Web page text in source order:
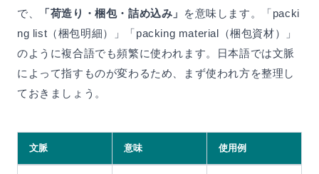
で、
「荷造り・梱包・詰め込み」
を意味します。「packi
ng list（梱包明細）」「packing material（梱包資材）」
のように複合語でも頻繁に使われます。日本語では文脈
によって指すものが変わるため、まず使われ方を整理し
ておきましょう。
文脈 意味 使用例